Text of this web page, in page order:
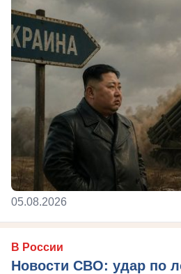
05.08.2026
В России
Новости СВО: удар по